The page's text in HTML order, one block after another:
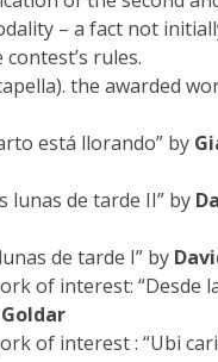
– a fact not
rules.
the awarded
está llorando” by
lunas de tarde II” by
de tarde I” by
of interest: “Desde
of interest : “Ubi